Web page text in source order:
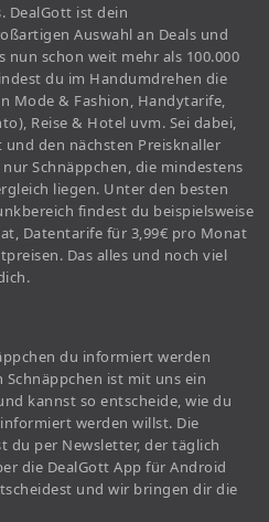
DealGott ist dein
Auswahl an Deals und
nun schon weit mehr als 100.000
du im Handumdrehen die
Mode & Fashion, Handytarife,
Reise & Hotel uvm. Sei dabei,
den nächsten Preisknaller
Schnäppchen, die mindestens
liegen. Unter den besten
findest du beispielsweise
Datentarife für 3,99€ pro Monat
Das alles und noch viel
du informiert werden
Schnäppchen ist mit uns ein
kannst so entscheide, wie du
werden willst. Die
du per Newsletter, der täglich
die DealGott App für Android
und wir bringen dir die